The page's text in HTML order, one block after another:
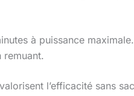
à puissance maximale.
remuant.
l’efficacité sans